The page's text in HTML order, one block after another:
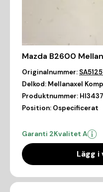
Mazda B2600
Originalnummer:
Delkod: Mellanaxel Komp
Produktnummer:
Position: Ospecificerat
Garanti 2Kvalitet A
Lägg i